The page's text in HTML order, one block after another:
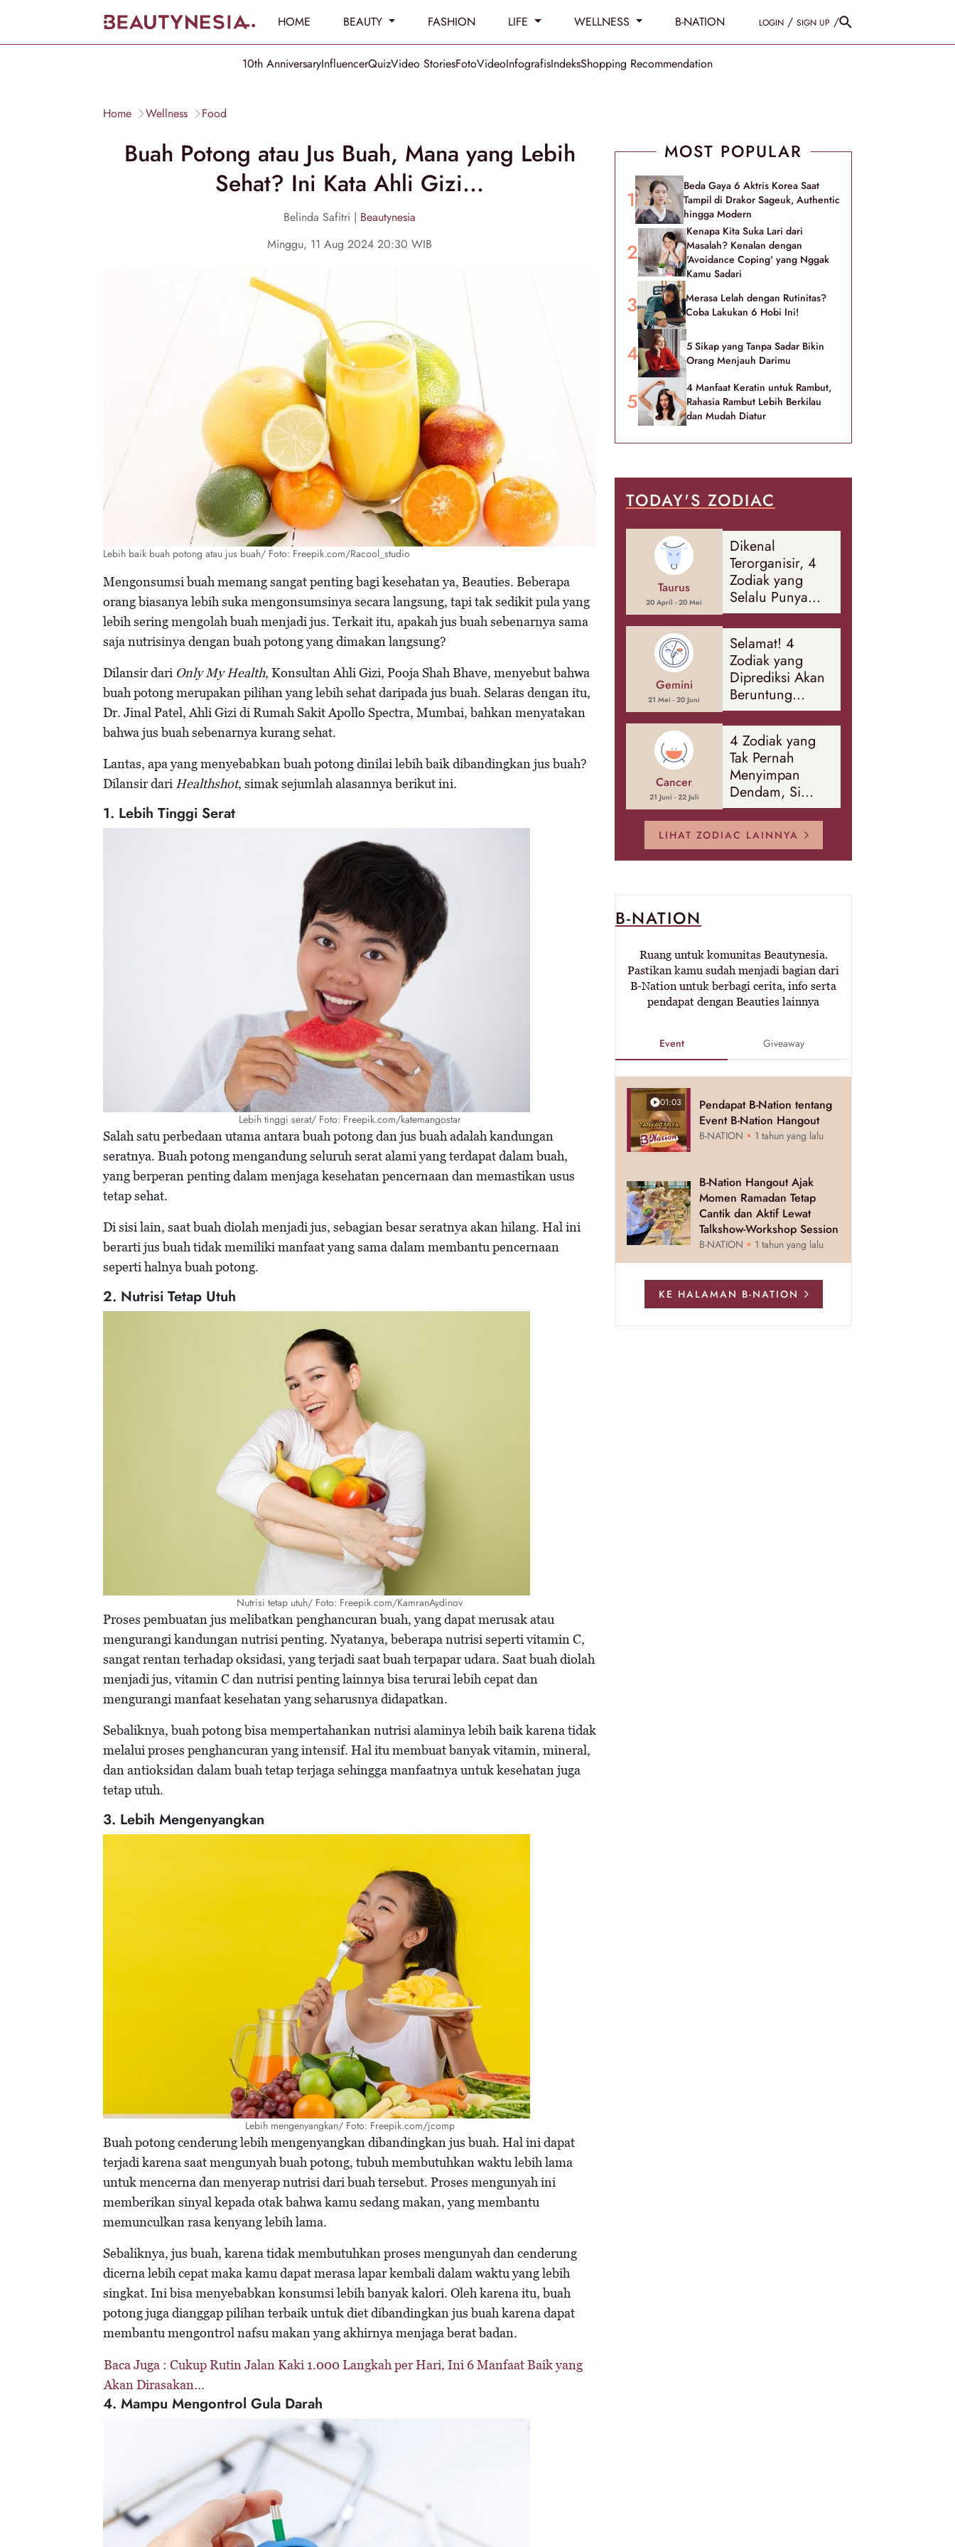
HOME BEAUTY FASHION LIFE WELLNESS B-NATION LOGIN / SIGN UP /
10th AnniversaryInfluencerQuizVideo StoriesFotoVideoInfografisIndeksShopping Recommendation
Home Wellness Food
Buah Potong atau Jus Buah, Mana yang Lebih
Sehat? Ini Kata Ahli Gizi...
Belinda Safitri | Beautynesia
Minggu, 11 Aug 2024 20:30 WIB
Lebih baik buah potong atau jus buah/ Foto: Freepik.com/Racool_studio
Mengonsumsi buah memang sangat penting bagi kesehatan ya, Beauties. Beberapa
orang biasanya lebih suka mengonsumsinya secara langsung, tapi tak sedikit pula yang
lebih sering mengolah buah menjadi jus. Terkait itu, apakah jus buah sebenarnya sama
saja nutrisinya dengan buah potong yang dimakan langsung?
Dilansir dari Only My Health, Konsultan Ahli Gizi, Pooja Shah Bhave, menyebut bahwa
buah potong merupakan pilihan yang lebih sehat daripada jus buah. Selaras dengan itu,
Dr. Jinal Patel, Ahli Gizi di Rumah Sakit Apollo Spectra, Mumbai, bahkan menyatakan
bahwa jus buah sebenarnya kurang sehat.
Lantas, apa yang menyebabkan buah potong dinilai lebih baik dibandingkan jus buah?
Dilansir dari Healthshot, simak sejumlah alasannya berikut ini.
1. Lebih Tinggi Serat
Lebih tinggi serat/ Foto: Freepik.com/katemangostar
Salah satu perbedaan utama antara buah potong dan jus buah adalah kandungan
seratnya. Buah potong mengandung seluruh serat alami yang terdapat dalam buah,
yang berperan penting dalam menjaga kesehatan pencernaan dan memastikan usus
tetap sehat.
Di sisi lain, saat buah diolah menjadi jus, sebagian besar seratnya akan hilang. Hal ini
berarti jus buah tidak memiliki manfaat yang sama dalam membantu pencernaan
seperti halnya buah potong.
2. Nutrisi Tetap Utuh
Nutrisi tetap utuh/ Foto: Freepik.com/KamranAydinov
Proses pembuatan jus melibatkan penghancuran buah, yang dapat merusak atau
mengurangi kandungan nutrisi penting. Nyatanya, beberapa nutrisi seperti vitamin C,
sangat rentan terhadap oksidasi, yang terjadi saat buah terpapar udara. Saat buah diolah
menjadi jus, vitamin C dan nutrisi penting lainnya bisa terurai lebih cepat dan
mengurangi manfaat kesehatan yang seharusnya didapatkan.
Sebaliknya, buah potong bisa mempertahankan nutrisi alaminya lebih baik karena tidak
melalui proses penghancuran yang intensif. Hal itu membuat banyak vitamin, mineral,
dan antioksidan dalam buah tetap terjaga sehingga manfaatnya untuk kesehatan juga
tetap utuh.
3. Lebih Mengenyangkan
Lebih mengenyangkan/ Foto: Freepik.com/jcomp
Buah potong cenderung lebih mengenyangkan dibandingkan jus buah. Hal ini dapat
terjadi karena saat mengunyah buah potong, tubuh membutuhkan waktu lebih lama
untuk mencerna dan menyerap nutrisi dari buah tersebut. Proses mengunyah ini
memberikan sinyal kepada otak bahwa kamu sedang makan, yang membantu
memunculkan rasa kenyang lebih lama.
Sebaliknya, jus buah, karena tidak membutuhkan proses mengunyah dan cenderung
dicerna lebih cepat maka kamu dapat merasa lapar kembali dalam waktu yang lebih
singkat. Ini bisa menyebabkan konsumsi lebih banyak kalori. Oleh karena itu, buah
potong juga dianggap pilihan terbaik untuk diet dibandingkan jus buah karena dapat
membantu mengontrol nafsu makan yang akhirnya menjaga berat badan.
Baca Juga : Cukup Rutin Jalan Kaki 1.000 Langkah per Hari, Ini 6 Manfaat Baik yang
Akan Dirasakan...
4. Mampu Mengontrol Gula Darah
MOST POPULAR
Beda Gaya 6 Aktris Korea Saat
Tampil di Drakor Sageuk, Authentic
hingga Modern
Kenapa Kita Suka Lari dari
Masalah? Kenalan dengan
'Avoidance Coping' yang Nggak
Kamu Sadari
Merasa Lelah dengan Rutinitas?
Coba Lakukan 6 Hobi Ini!
5 Sikap yang Tanpa Sadar Bikin
Orang Menjauh Darimu
4 Manfaat Keratin untuk Rambut,
Rahasia Rambut Lebih Berkilau
dan Mudah Diatur
TODAY'S ZODIAC
Taurus
20 April - 20 Mei
Dikenal
Terorganisir, 4
Zodiak yang
Selalu Punya
Rencana
Cadangan Soal
Banyak Hal
Gemini
21 Mei - 20 Juni
Selamat! 4
Zodiak yang
Diprediksi Akan
Beruntung
Sepanjang
Agustus 2026
Cancer
21 Juni - 22 Juli
4 Zodiak yang
Tak Pernah
Menyimpan
Dendam, Si
Paling Mudah
Memaafkan!
LIHAT ZODIAC LAINNYA
B-NATION
Ruang untuk komunitas Beautynesia.
Pastikan kamu sudah menjadi bagian dari
B-Nation untuk berbagi cerita, info serta
pendapat dengan Beauties lainnya
Event Giveaway
01:03
Pendapat B-Nation tentang
Event B-Nation Hangout
B-NATION 1 tahun yang lalu
B-Nation Hangout Ajak
Momen Ramadan Tetap
Cantik dan Aktif Lewat
Talkshow-Workshop Session
B-NATION 1 tahun yang lalu
KE HALAMAN B-NATION